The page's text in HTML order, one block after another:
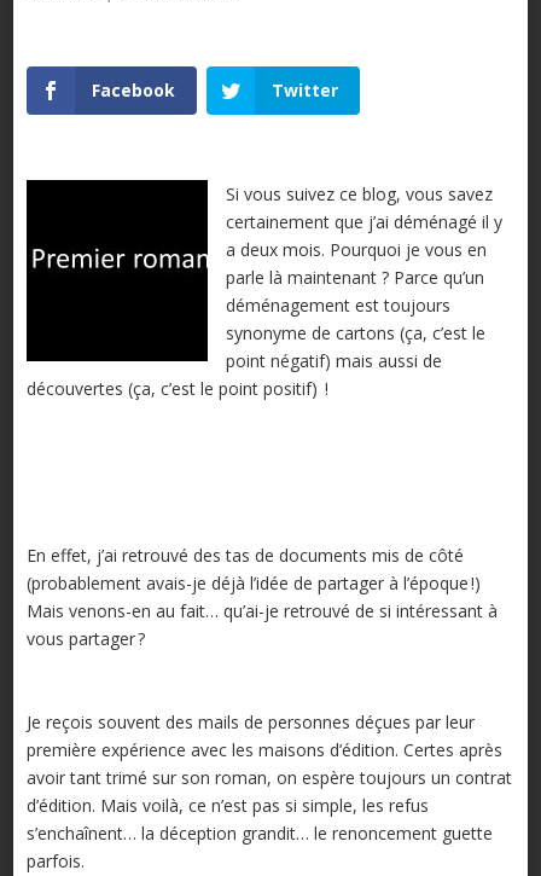
Facebook Twitter
Si vous suivez ce blog, vous savez
certainement que j’ai déménagé il y
a deux mois. Pourquoi je vous en
parle là maintenant ? Parce qu’un
déménagement est toujours
synonyme de cartons (ça, c’est le
point négatif) mais aussi de
découvertes (ça, c’est le point positif) !
En effet, j’ai retrouvé des tas de documents mis de côté
(probablement avais-je déjà l’idée de partager à l’époque !)
Mais venons-en au fait… qu’ai-je retrouvé de si intéressant à
vous partager ?
Je reçois souvent des mails de personnes déçues par leur
première expérience avec les maisons d’édition. Certes après
avoir tant trimé sur son roman, on espère toujours un contrat
d’édition. Mais voilà, ce n’est pas si simple, les refus
s’enchaînent… la déception grandit… le renoncement guette
parfois.